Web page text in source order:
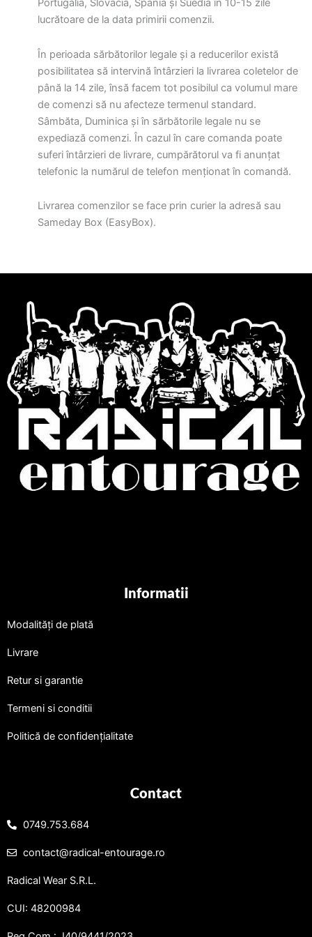
Portugalia, Slovacia, Spania și Suedia în 10-15 zile
lucrătoare de la data primirii comenzii.
În perioada sărbătorilor legale și a reducerilor există
posibilitatea să intervină întârzieri la livrarea coletelor de
până la 14 zile, însă facem tot posibilul ca volumul mare
de comenzi să nu afecteze termenul standard.
Sâmbăta, Duminica și în sărbătorile legale nu se
expediază comenzi. În cazul în care comanda poate
suferi întârzieri de livrare, cumpărătorul va fi anunțat
telefonic la numărul de telefon menționat în comandă.
Livrarea comenzilor se face prin curier la adresă sau
Sameday Box (EasyBox).
Informatii
Modalități de plată
Livrare
Retur si garantie
Termeni si conditii
Politică de confidențialitate
Contact
0749.753.684
contact@radical-entourage.ro
Radical Wear S.R.L.
CUI: 48200984